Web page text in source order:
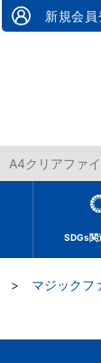
新規会
SDGs関
マジックフ